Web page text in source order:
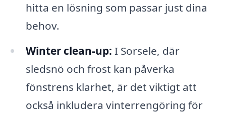
hitta en lösning som passar just dina
behov.
Winter clean-up: I Sorsele, där
sledsnö och frost kan påverka
fönstrens klarhet, är det viktigt att
också inkludera vinterrengöring för